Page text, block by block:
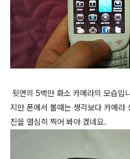
뒷면의 5백만 화소 카메라의 모습입
지만 폰에서 볼때는 생각보다 카메라
진을 열심히 찍어 봐야 겠네요.